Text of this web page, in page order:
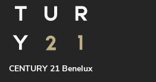
CENTURY 21 Benelux